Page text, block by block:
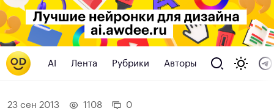
AI Лента Рубрики Авторы
23 сен 2013 1108 0